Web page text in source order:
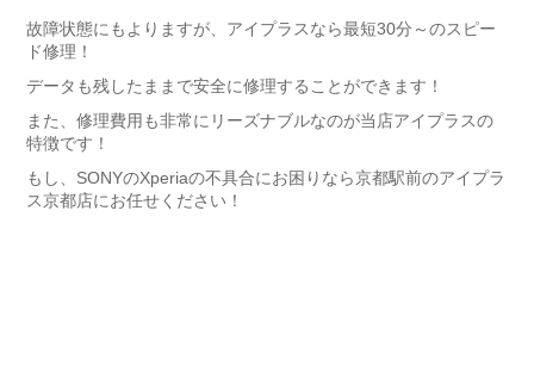
故障状態にもよりますが、アイプラスなら最短30分～のスピー
ド修理！
データも残したままで安全に修理することができます！
また、修理費用も非常にリーズナブルなのが当店アイプラスの
特徴です！
もし、SONYのXperiaの不具合にお困りなら京都駅前のアイプラ
ス京都店にお任せください！